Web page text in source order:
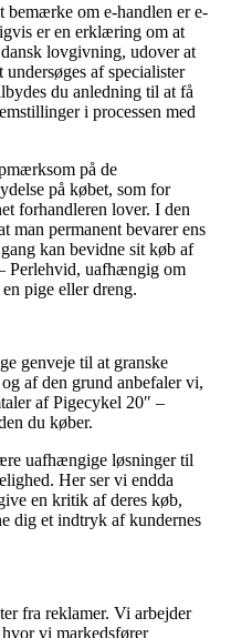
bemærke om e-handlen er e-
er en erklæring om at
lovgivning, udover at
af specialister
du anledning til at få
i processen med
på de
på købet, som for
forhandleren lover. I den
man permanent bevarer ens
kan bevidne sit køb af
Perlehvid, uafhængig om
pige eller dreng.
genveje til at granske
af den grund anbefaler vi,
af Pigecykel 20″ –
du køber.
uafhængige løsninger til
Her ser vi endda
en kritik af deres køb,
dig et indtryk af kundernes
fra reklamer. Vi arbejder
vi markedsfører